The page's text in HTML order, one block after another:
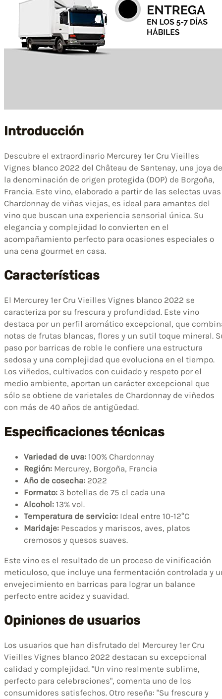
Introducción
Descubre el extraordinario Mercurey 1er Cru Vieilles
Vignes blanco 2022 del Château de Santenay, una joya de
la denominación de origen protegida (DOP) de Borgoña,
Francia. Este vino, elaborado a partir de las selectas uvas
Chardonnay de viñas viejas, es ideal para amantes del
vino que buscan una experiencia sensorial única. Su
elegancia y complejidad lo convierten en el
acompañamiento perfecto para ocasiones especiales o
una cena gourmet en casa.
Características
El Mercurey 1er Cru Vieilles Vignes blanco 2022 se
caracteriza por su frescura y profundidad. Este vino
destaca por un perfil aromático excepcional, que
notas de frutas blancas, flores y un sutil toque mineral.
paso por barricas de roble le confiere una estructura
sedosa y una complejidad que evoluciona en el tiempo.
Los viñedos, cultivados con cuidado y respeto por el
medio ambiente, aportan un carácter excepcional que
sólo se obtiene de varietales de Chardonnay de viñedos
con más de 40 años de antigüedad.
Especificaciones técnicas
Variedad de uva: 100% Chardonnay
Región: Mercurey, Borgoña, Francia
Año de cosecha: 2022
Formato: 3 botellas de 75 cl cada una
Alcohol: 13% vol.
Temperatura de servicio: Ideal entre 10-12°C
Maridaje: Pescados y mariscos, aves, platos
cremosos y quesos suaves.
Este vino es el resultado de un proceso de vinificación
meticuloso, que incluye una fermentación controlada y
envejecimiento en barricas para lograr un balance
perfecto entre acidez y suavidad.
Opiniones de usuarios
Los usuarios que han disfrutado del Mercurey 1er Cru
Vieilles Vignes blanco 2022 destacan su excepcional
calidad y complejidad. "Un vino realmente sublime,
perfecto para celebraciones", comenta uno de los
consumidores satisfechos. Otro reseña: "Su frescura y